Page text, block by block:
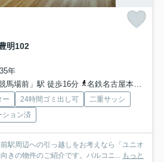
明102
年
馬場前」駅 徒歩16分
名鉄名古屋本線「前後」駅 徒歩19分
ー 24時間ゴミ出し可
二重サッシ
ション済
駅周辺への引っ越しをお考えなら「ユニオ
きの物件のご紹介です。バルコニ... もっと